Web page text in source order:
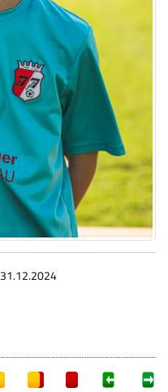
31.12.2024